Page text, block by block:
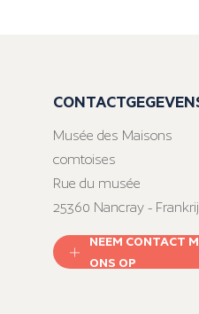
Musée des Maisons
comtoises
Rue du musée
25360 Nancray -
NEEM CONTACT
ONS OP